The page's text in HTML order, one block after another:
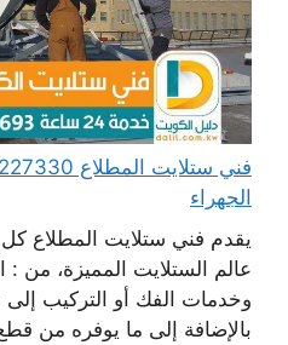
الجهراء
يقدم فني ستلايت المطلاع
عالم الستلايت المميزة، من :
وخدمات الفك أو التركيب إلى
بالإضافة إلى ما يوفره من